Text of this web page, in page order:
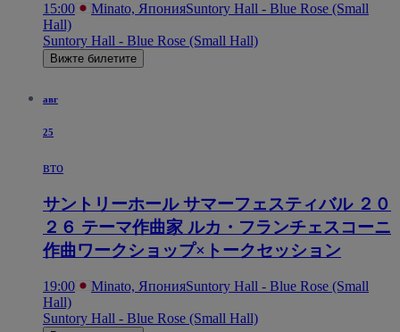
15:00 Minato, ЯпонияSuntory Hall - Blue Rose (Small
Hall)
Suntory Hall - Blue Rose (Small Hall)
Вижте билетите
авг
25
вто
サントリーホール サマーフェスティバル ２０
２６ テーマ作曲家 ルカ・フランチェスコーニ
作曲ワークショップ×トークセッション
19:00 Minato, ЯпонияSuntory Hall - Blue Rose (Small
Hall)
Suntory Hall - Blue Rose (Small Hall)